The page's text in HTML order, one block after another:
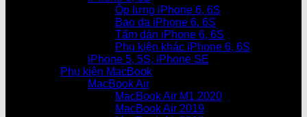
Ốp lưng iPhone 6, 6S
Bao da iPhone 6, 6S
Tấm dán iPhone 6, 6S
Phụ kiện khác iPhone 6, 6S
iPhone 5, 5S, iPhone SE
Phụ kiện MacBook
MacBook Air
MacBook Air M1 2020
MacBook Air 2019